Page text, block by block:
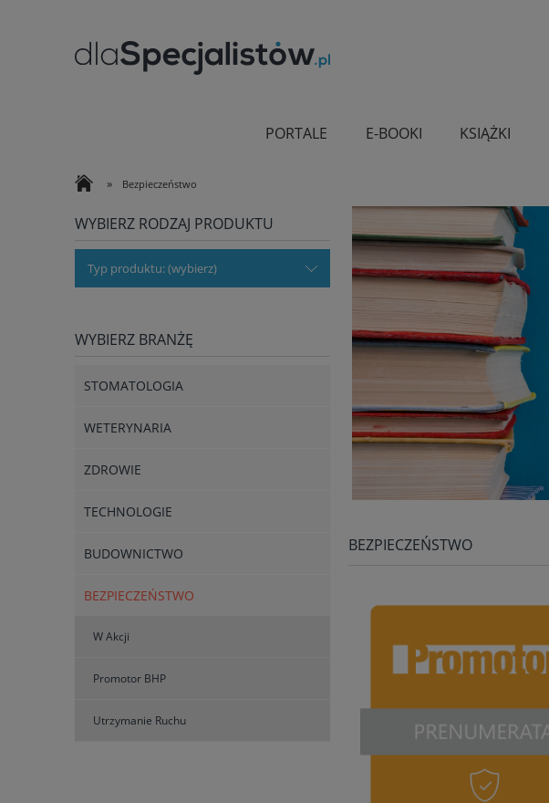
PORTALE E-BOOKI KSIĄŻKI
» Bezpieczeństwo
WYBIERZ RODZAJ PRODUKTU
Typ produktu: (wybierz)
WYBIERZ BRANŻĘ
STOMATOLOGIA
WETERYNARIA
ZDROWIE
TECHNOLOGIE
BUDOWNICTWO
BEZPIECZEŃSTWO
W Akcji
Promotor BHP
Utrzymanie Ruchu
BEZPIECZEŃSTWO